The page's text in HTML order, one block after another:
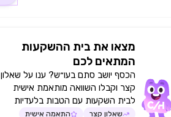
מצאו את בית ההשקעות
המתאים לכם
הכסף יושב סתם בעו״ש? ענו על שאלון
קצר וקבלו השוואה מותאמת אישית
לבית השקעות עם הטבות בלעדיות
שאלון קצר
התאמה אישית